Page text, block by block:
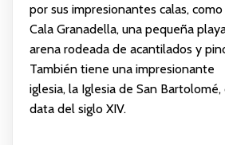
por sus impresionantes calas, como
Cala Granadella, una pequeña
arena rodeada de acantilados y
También tiene una impresionante
iglesia, la Iglesia de San Bartolomé,
data del siglo XIV.